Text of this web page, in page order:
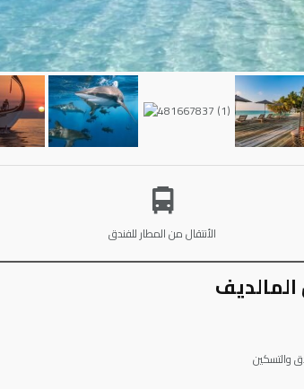
الأنتقال من المطار للفندق
والتسكين